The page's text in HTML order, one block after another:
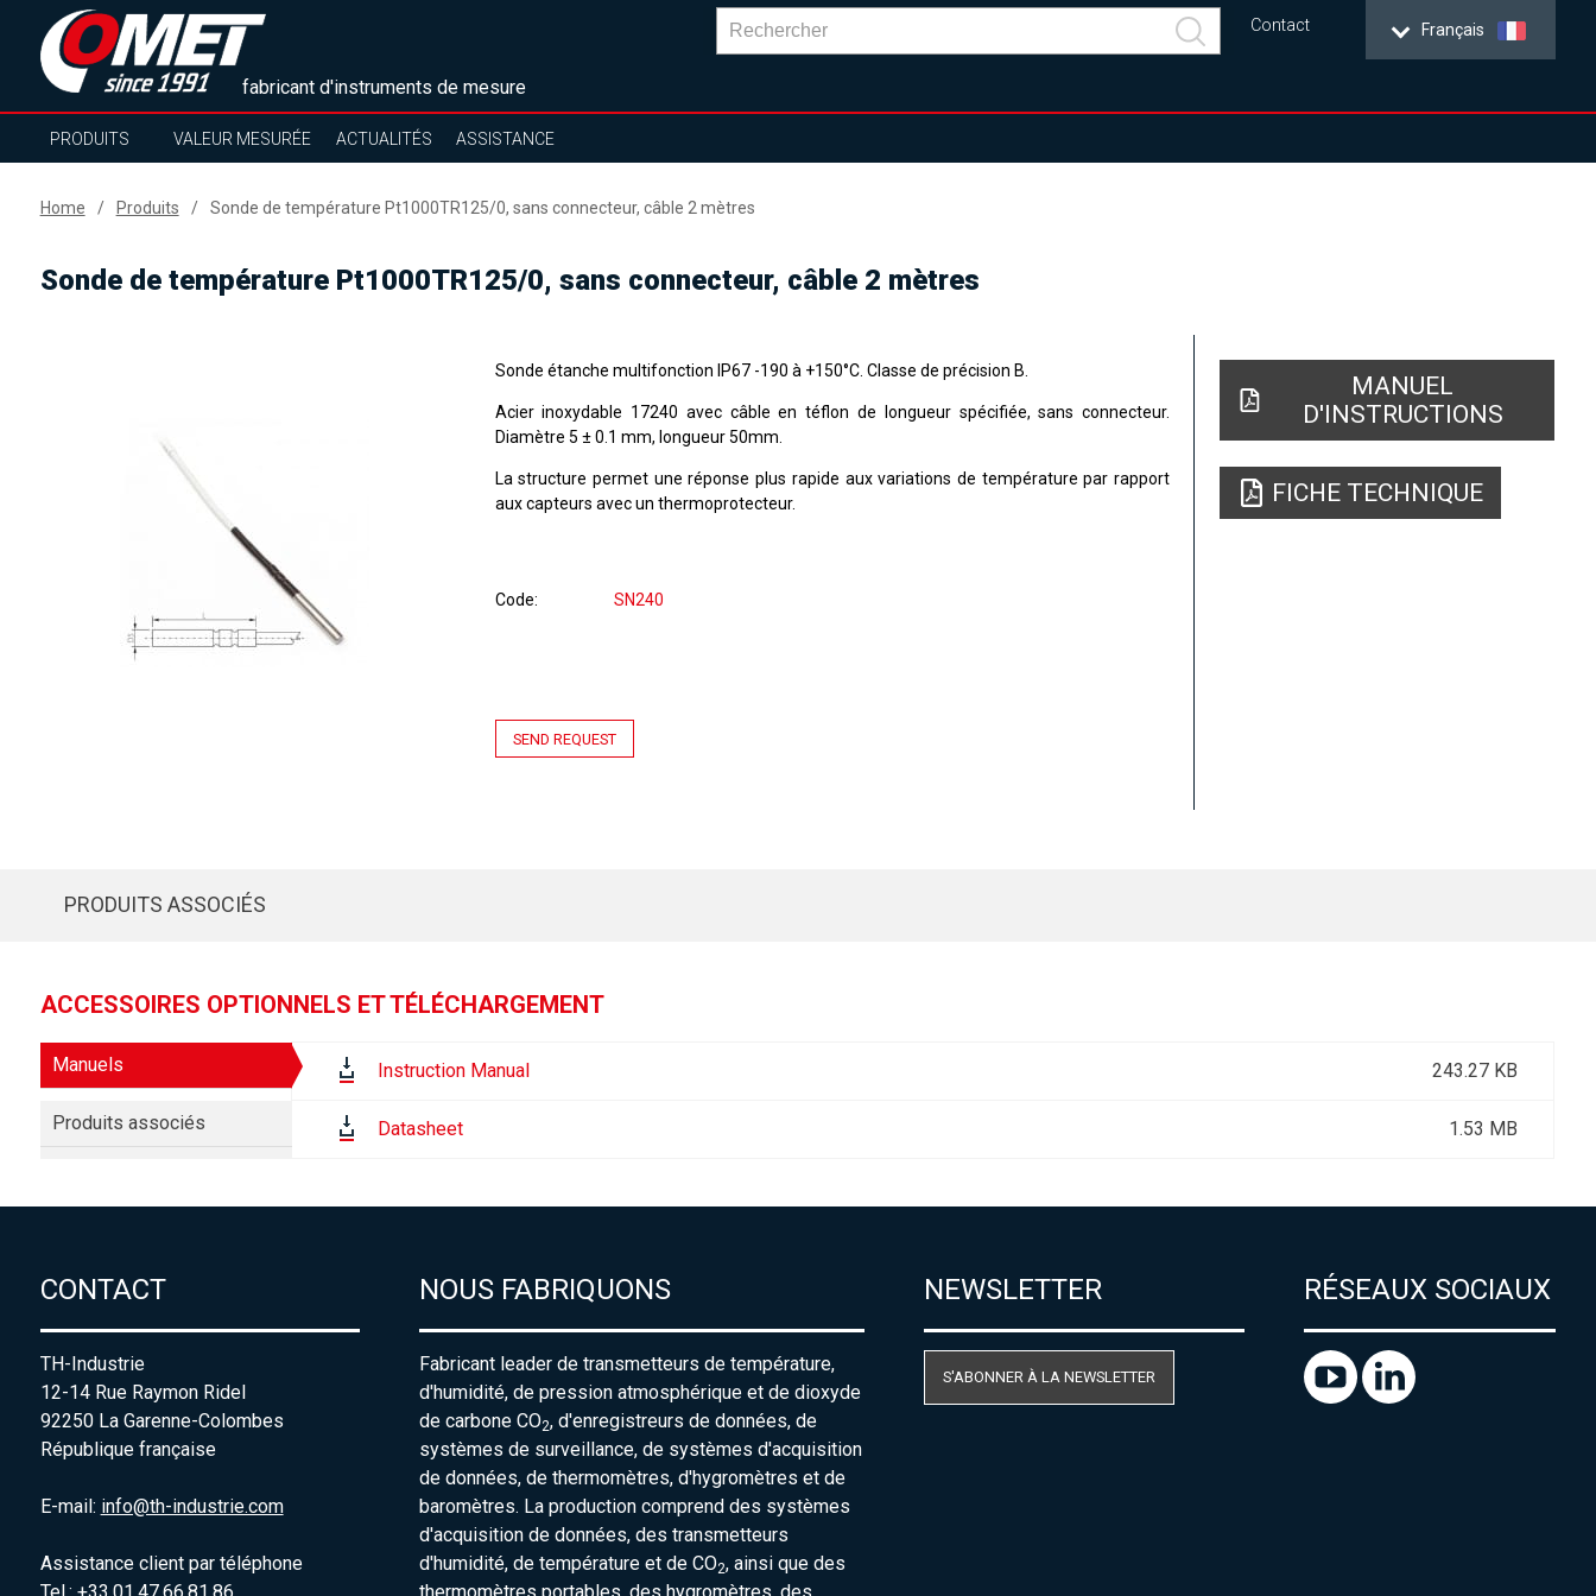
fabricant d'instruments de mesure
Français
Contact
PRODUITS VALEUR MESURÉE ACTUALITÉS ASSISTANCE
Home Produits Sonde de température Pt1000TR125/0, sans connecteur, câble 2 mètres
Sonde de température Pt1000TR125/0, sans connecteur, câble 2 mètres
Sonde étanche multifonction IP67 -190 à +150°C. Classe de précision B.
Acier inoxydable 17240 avec câble en téflon de longueur spécifiée, sans connecteur.
Diamètre 5 ± 0.1 mm, longueur 50mm.
La structure permet une réponse plus rapide aux variations de température par rapport
aux capteurs avec un thermoprotecteur.
Code SN240
SEND REQUEST
MANUEL
D'INSTRUCTIONS
FICHE TECHNIQUE
PRODUITS ASSOCIÉS
ACCESSOIRES OPTIONNELS ET TÉLÉCHARGEMENT
Manuels
Produits associés
Instruction Manual 243.27 KB
Datasheet 1.53 MB
CONTACT
TH-Industrie
12-14 Rue Raymon Ridel
92250 La Garenne-Colombes
République française
E-mail: info@th-industrie.com
Assistance client par téléphone
NOUS FABRIQUONS
Fabricant leader de transmetteurs de température,
d'humidité, de pression atmosphérique et de dioxyde
de carbone CO2, d'enregistreurs de données, de
systèmes de surveillance, de systèmes d'acquisition
de données, de thermomètres, d'hygromètres et de
baromètres. La production comprend des systèmes
d'acquisition de données, des transmetteurs
d'humidité, de température et de CO2, ainsi que des
NEWSLETTER
S'ABONNER À LA NEWSLETTER
RÉSEAUX SOCIAUX